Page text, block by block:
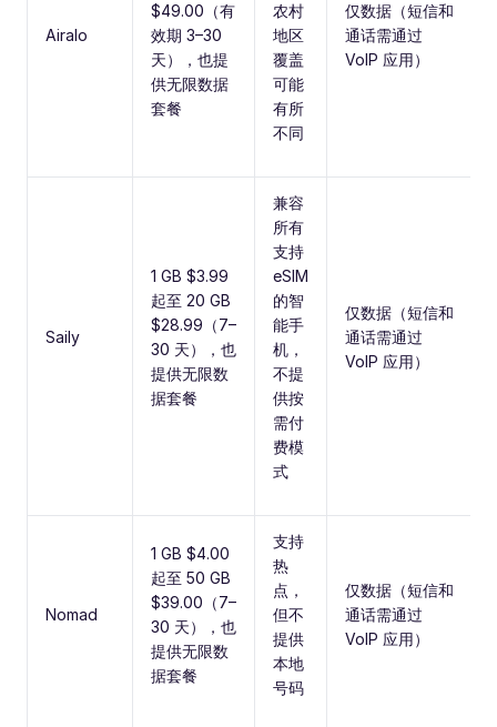
Airalo
$49.00（有
效期 3–30
天），也提
供无限数据
套餐
农村
地区
覆盖
可能
有所
不同
仅数据（短信和
通话需通过
VoIP 应用）
Saily
1 GB $3.99
起至 20 GB
$28.99（7–
30 天），也
提供无限数
据套餐
兼容
所有
支持
eSIM
的智
能手
机，
不提
供按
需付
费模
式
仅数据（短信和
通话需通过
VoIP 应用）
Nomad
1 GB $4.00
起至 50 GB
$39.00（7–
30 天），也
提供无限数
据套餐
支持
热
点，
但不
提供
本地
号码
仅数据（短信和
通话需通过
VoIP 应用）